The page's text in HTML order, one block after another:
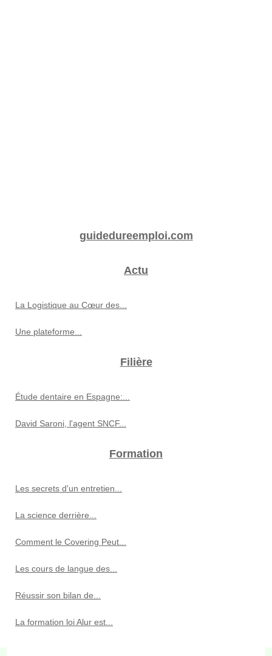
guidedureemploi.com
Actu
La Logistique au Cœur des...
Une plateforme...
Filière
Étude dentaire en Espagne:...
David Saroni, l'agent SNCF...
Formation
Les secrets d'un entretien...
La science derrière...
Comment le Covering Peut...
Les cours de langue des...
Réussir son bilan de...
La formation loi Alur est...